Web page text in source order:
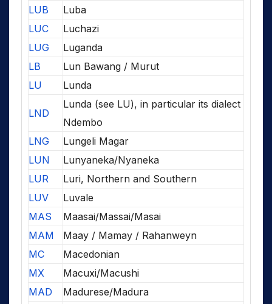
LUB
Luba
LUC
Luchazi
LUG
Luganda
LB
Lun Bawang / Murut
LU
Lunda
LND
Lunda (see LU), in particular its dialect
Ndembo
LNG
Lungeli Magar
LUN
Lunyaneka/Nyaneka
LUR
Luri, Northern and Southern
LUV
Luvale
MAS
Maasai/Massai/Masai
MAM
Maay / Mamay / Rahanweyn
MC
Macedonian
MX
Macuxi/Macushi
MAD
Madurese/Madura